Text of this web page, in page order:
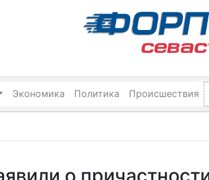
Экономика Политика Происшествия